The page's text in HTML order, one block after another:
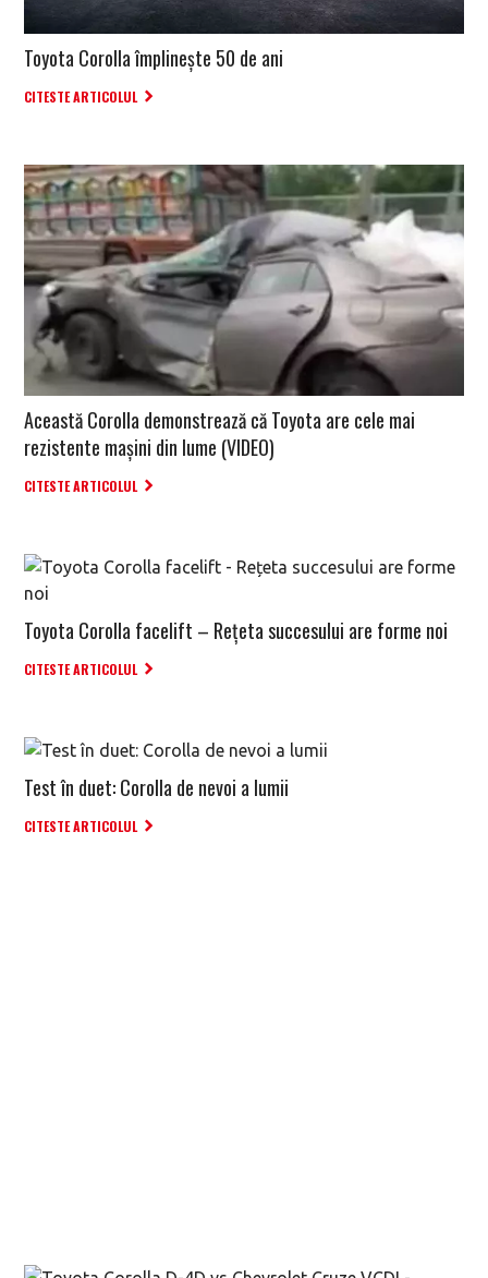
Toyota Corolla împlinește 50 de ani
CITESTE ARTICOLUL
Această Corolla demonstrează că Toyota are cele mai
rezistente mașini din lume (VIDEO)
CITESTE ARTICOLUL
Toyota Corolla facelift – Rețeta succesului are forme noi
CITESTE ARTICOLUL
Test în duet: Corolla de nevoi a lumii
CITESTE ARTICOLUL